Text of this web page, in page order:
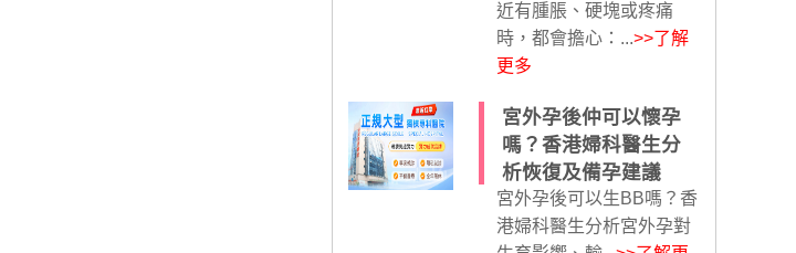
近有腫脹、硬塊或疼痛
時，都會擔心：...>>了解
更多
宮外孕後仲可以懷孕
嗎？香港婦科醫生分
析恢復及備孕建議
宮外孕後可以生BB嗎？香
港婦科醫生分析宮外孕對